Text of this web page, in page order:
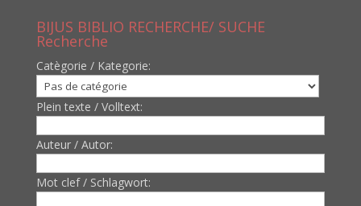
BIJUS BIBLIO RECHERCHE/ SUCHE
Recherche
Catègorie / Kategorie:
Plein texte / Volltext:
Auteur / Autor:
Mot clef / Schlagwort: